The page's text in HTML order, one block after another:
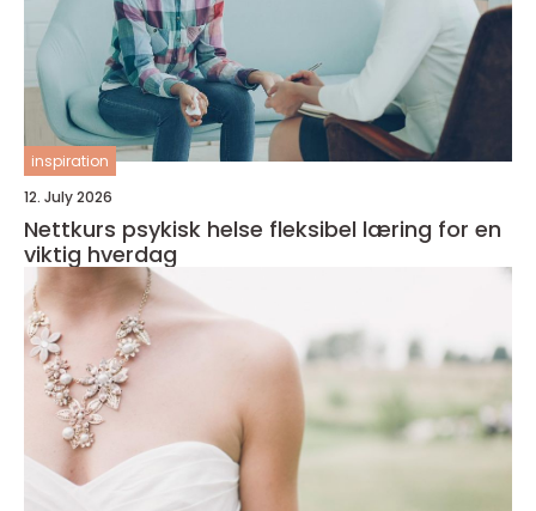
inspiration
12. July 2026
Nettkurs psykisk helse fleksibel læring for en
viktig hverdag